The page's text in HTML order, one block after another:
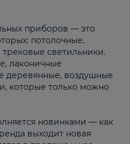
приборов — это
потолочные,
светильники.
лаконичные
деревянные, воздушные
которые только можно
новинками — как
выходит новая